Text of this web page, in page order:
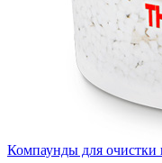
Компаунды для